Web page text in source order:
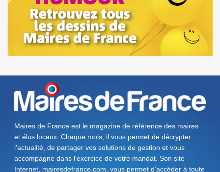
Maires de France est le magazine de référence des maires
et élus locaux. Chaque mois, il vous permet de décrypter
l'actualité, de partager vos solutions de gestion et vous
accompagne dans l'exercice de votre mandat. Son site
Internet, mairesdefrance.com, vous permet d’accéder à toute